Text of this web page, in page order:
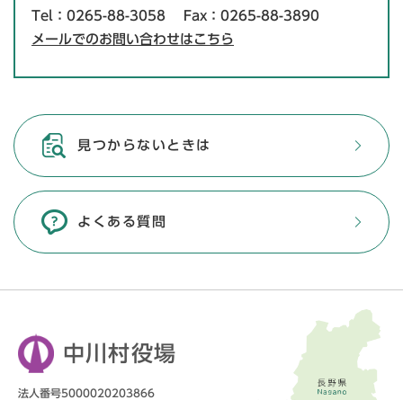
Tel：0265-88-3058
Fax：0265-88-3890
メールでのお問い合わせはこちら
見つからないときは
よくある質問
中川村役場
法人番号5000020203866